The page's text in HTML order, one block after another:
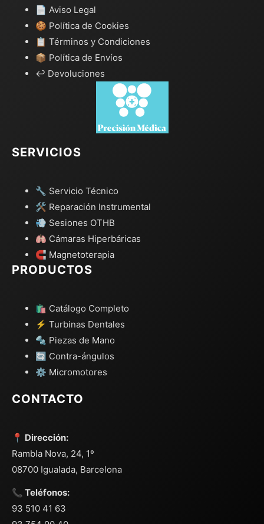
📄 Aviso Legal
🍪 Política de Cookies
📋 Términos y Condiciones
📦 Política de Envíos
↩️ Devoluciones
SERVICIOS
🔧 Servicio Técnico
🛠️ Reparación Instrumental
💨 Sesiones OTHB
🫁 Cámaras Hiperbáricas
🧲 Magnetoterapia
PRODUCTOS
🛍️ Catálogo Completo
⚡ Turbinas Dentales
🔩 Piezas de Mano
🔄 Contra-ángulos
⚙️ Micromotores
CONTACTO
📍 Dirección:
Rambla Nova, 24, 1º
08700 Igualada, Barcelona
📞 Teléfonos:
93 510 41 63